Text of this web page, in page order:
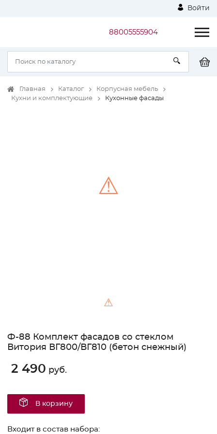
Войти
88005555904
Главная Каталог
Корпусная мебель
Кухни и комплектующие
Кухонные фасады
⚠
⚠
Ф-88 Комплект фасадов со стеклом
Витория ВГ800/ВГ810 (бетон снежный)
2 490 руб.
В корзину
Входит в состав набора: